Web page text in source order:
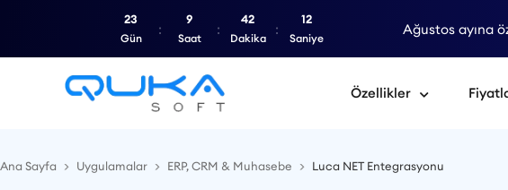
Ağustos ayına
23
Gün
9
Saat
42
Dakika
11
Saniye
Özellikler
Ana Sayfa Uygulamalar ERP, CRM & Muhasebe Luca NET Entegrasyonu